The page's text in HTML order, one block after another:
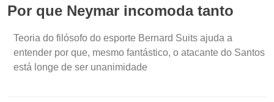
Por que Neymar incomoda tanto
Teoria do filósofo do esporte Bernard Suits ajuda a
entender por que, mesmo fantástico, o atacante do Santos
está longe de ser unanimidade